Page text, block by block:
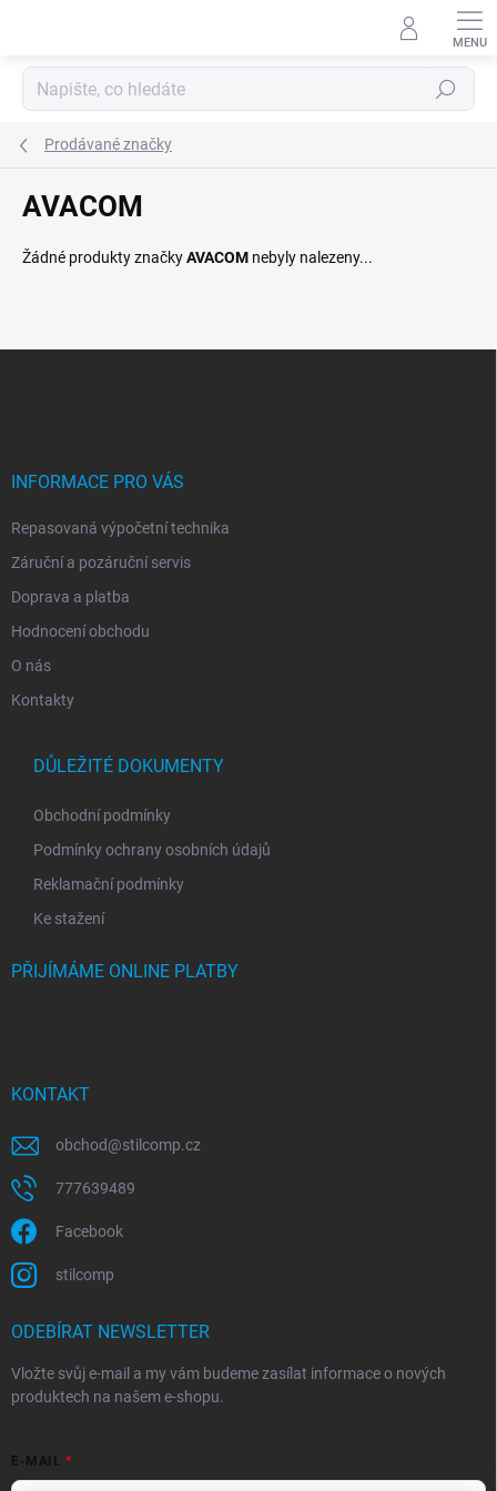
Hledat
Prodávané značky
AVACOM
Žádné produkty značkyAVACOM nebyly nalezeny...
INFORMACE PRO VÁS
Repasovaná výpočetní technika
Záruční a pozáruční servis
Doprava a platba
Hodnocení obchodu
O nás
Kontakty
DŮLEŽITÉ DOKUMENTY
Obchodní podmínky
Podmínky ochrany osobních údajů
Reklamační podmínky
Ke stažení
PŘIJÍMÁME ONLINE PLATBY
KONTAKT
obchod@stilcomp.cz
777639489
Facebook
stilcomp
ODEBÍRAT NEWSLETTER
Vložte svůj e-mail a my vám budeme zasílat informace o nových
produktech na našem e-shopu.
E-MAIL